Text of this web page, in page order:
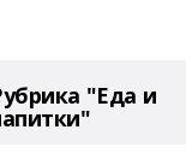
"Еда и